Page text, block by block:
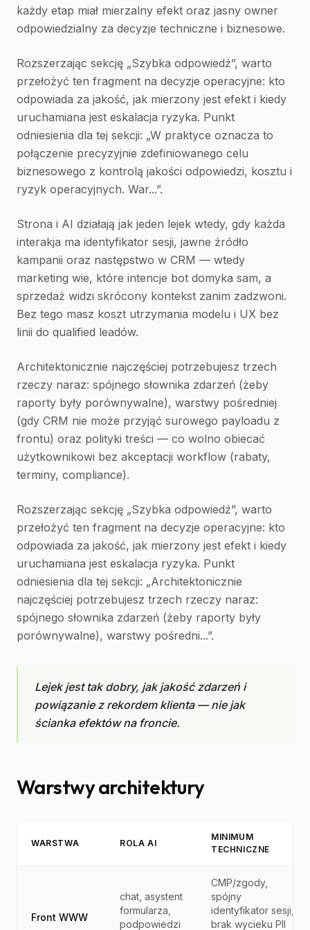
każdy etap miał mierzalny efekt oraz jasny owner
odpowiedzialny za decyzje techniczne i biznesowe.
Rozszerzając sekcję „Szybka odpowiedź”, warto
przełożyć ten fragment na decyzje operacyjne: kto
odpowiada za jakość, jak mierzony jest efekt i kiedy
uruchamiana jest eskalacja ryzyka. Punkt
odniesienia dla tej sekcji: „W praktyce oznacza to
połączenie precyzyjnie zdefiniowanego celu
biznesowego z kontrolą jakości odpowiedzi, kosztu i
ryzyk operacyjnych. War...”.
Strona i AI działają jak jeden lejek wtedy, gdy każda
interakja ma identyfikator sesji, jawne źródło
kampanii oraz następstwo w CRM — wtedy
marketing wie, które intencje bot domyka sam, a
sprzedaż widzi skrócony kontekst zanim zadzwoni.
Bez tego masz koszt utrzymania modelu i UX bez
linii do qualified leadów.
Architektonicznie najczęściej potrzebujesz trzech
rzeczy naraz: spójnego słownika zdarzeń (żeby
raporty były porównywalne), warstwy pośredniej
(gdy CRM nie może przyjąć surowego payloadu z
frontu) oraz polityki treści — co wolno obiecać
użytkownikowi bez akceptacji workflow (rabaty,
terminy, compliance).
Rozszerzając sekcję „Szybka odpowiedź”, warto
przełożyć ten fragment na decyzje operacyjne: kto
odpowiada za jakość, jak mierzony jest efekt i kiedy
uruchamiana jest eskalacja ryzyka. Punkt
odniesienia dla tej sekcji: „Architektonicznie
najczęściej potrzebujesz trzech rzeczy naraz:
spójnego słownika zdarzeń (żeby raporty były
porównywalne), warstwy pośredni...”.
Lejek jest tak dobry, jak jakość zdarzeń i
powiązanie z rekordem klienta — nie jak
ścianka efektów na froncie.
Warstwy architektury
WARSTWA ROLA AI
MINIMUM
TECHNICZNE
Front WWW
chat, asystent
formularza,
podpowiedzi
CMP/zgody,
spójny
identyfikator sesji,
brak wycieku PII